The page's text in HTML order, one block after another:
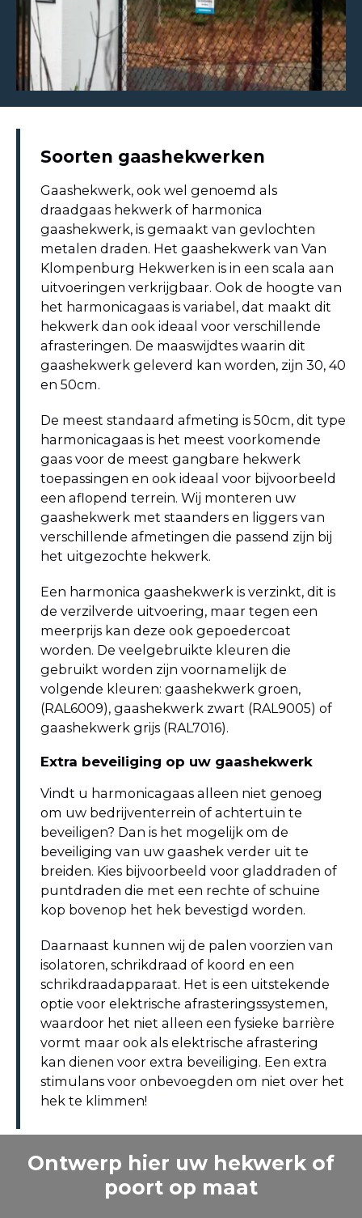
Soorten gaashekwerken
Gaashekwerk, ook wel genoemd als
draadgaas hekwerk of harmonica
gaashekwerk, is gemaakt van gevlochten
metalen draden. Het gaashekwerk van Van
Klompenburg Hekwerken is in een scala aan
uitvoeringen verkrijgbaar. Ook de hoogte van
het harmonicagaas is variabel, dat maakt dit
hekwerk dan ook ideaal voor verschillende
afrasteringen. De maaswijdtes waarin dit
gaashekwerk geleverd kan worden, zijn 30, 40
en 50cm.
De meest standaard afmeting is 50cm, dit type
harmonicagaas is het meest voorkomende
gaas voor de meest gangbare hekwerk
toepassingen en ook ideaal voor bijvoorbeeld
een aflopend terrein. Wij monteren uw
gaashekwerk met staanders en liggers van
verschillende afmetingen die passend zijn bij
het uitgezochte hekwerk.
Een harmonica gaashekwerk is verzinkt, dit is
de verzilverde uitvoering, maar tegen een
meerprijs kan deze ook gepoedercoat
worden. De veelgebruikte kleuren die
gebruikt worden zijn voornamelijk de
volgende kleuren: gaashekwerk groen,
(RAL6009), gaashekwerk zwart (RAL9005) of
gaashekwerk grijs (RAL7016).
Extra beveiliging op uw gaashekwerk
Vindt u harmonicagaas alleen niet genoeg
om uw bedrijventerrein of achtertuin te
beveiligen? Dan is het mogelijk om de
beveiliging van uw gaashek verder uit te
breiden. Kies bijvoorbeeld voor gladdraden of
puntdraden die met een rechte of schuine
kop bovenop het hek bevestigd worden.
Daarnaast kunnen wij de palen voorzien van
isolatoren, schrikdraad of koord en een
schrikdraadapparaat. Het is een uitstekende
optie voor elektrische afrasteringssystemen,
waardoor het niet alleen een fysieke barrière
vormt maar ook als elektrische afrastering
kan dienen voor extra beveiliging. Een extra
stimulans voor onbevoegden om niet over het
hek te klimmen!
Ontwerp hier uw hekwerk of
poort op maat